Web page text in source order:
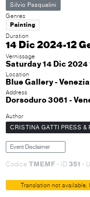
Silvio Pasqualini
Genres
Painting
Duration
14 Dic 2024-12
Vernissage
Saturday 14 Dic 2024
Location
Blue Gallery - Venezia
Address
Dorsoduro 3061 -
Author
CRISTINA GATTI PRESS &
Event Disclaimer
Codice TMEMF - ID 351 -
Translation not available,